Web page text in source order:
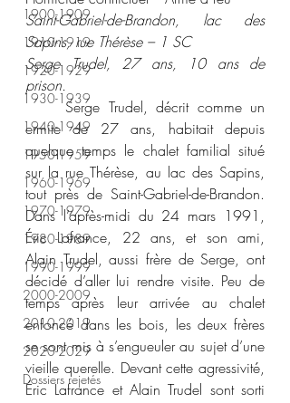
1900-1909
1910-1919
1920-1929
1930-1939
1940-1949
1950-1959
1960-1969
1970-1979
1980-1989
1990-1999
2000-2009
2010-2019
2020-2029
Dossiers rejetés
Saint-Gabriel-de-Brandon, lac des
Sapins, rue Thérèse – 1 SC
Serge Trudel, 27 ans, 10 ans de
prison.
	Serge Trudel, décrit comme un
ermite de 27 ans, habitait depuis
quelque temps le chalet familial situé
sur la rue Thérèse, au lac des Sapins,
tout près de Saint-Gabriel-de-Brandon.
Dans l’après-midi du 24 mars 1991,
Éric Lafrance, 22 ans, et son ami,
Alain Trudel, aussi frère de Serge, ont
décidé d’aller lui rendre visite. Peu de
temps après leur arrivée au chalet
enfoncé dans les bois, les deux frères
se sont mis à s’engueuler au sujet d’une
vieille querelle. Devant cette agressivité,
Éric Lafrance et Alain Trudel sont sorti